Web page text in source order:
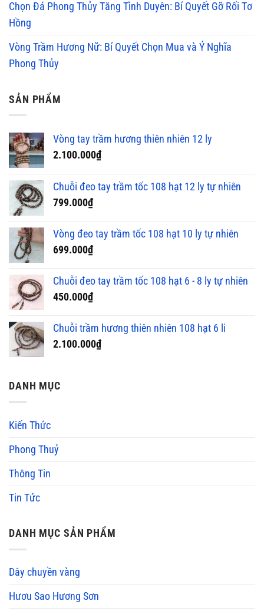
Chọn Đá Phong Thủy Tăng Tình Duyên: Bí Quyết Gỡ Rối Tơ
Hồng
Vòng Trầm Hương Nữ: Bí Quyết Chọn Mua và Ý Nghĩa
Phong Thủy
SẢN PHẨM
Vòng tay trầm hương thiên nhiên 12 ly
2.100.000₫
Chuỗi đeo tay trầm tốc 108 hạt 12 ly tự nhiên
799.000₫
Vòng đeo tay trầm tốc 108 hạt 10 ly tự nhiên
699.000₫
Chuỗi đeo tay trầm tốc 108 hạt 6 - 8 ly tự nhiên
450.000₫
Chuỗi trầm hương thiên nhiên 108 hạt 6 li
2.100.000₫
DANH MỤC
Kiến Thức
Phong Thuỷ
Thông Tin
Tin Tức
DANH MỤC SẢN PHẨM
Dây chuyền vàng
Hươu Sao Hương Sơn